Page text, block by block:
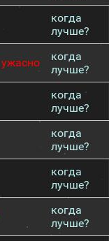
когда
лучше?
ужасно
когда
лучше?
когда
лучше?
когда
лучше?
когда
лучше?
когда
лучше?